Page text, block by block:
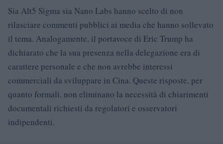
Sia Alt5 Sigma sia Nano Labs hanno scelto di non
rilasciare commenti pubblici ai media che hanno sollevato
il tema. Analogamente, il portavoce di Eric Trump ha
dichiarato che la sua presenza nella delegazione era di
carattere personale e che non avrebbe interessi
commerciali da sviluppare in Cina. Queste risposte, per
quanto formali, non eliminano la necessità di chiarimenti
documentali richiesti da regolatori e osservatori
indipendenti.